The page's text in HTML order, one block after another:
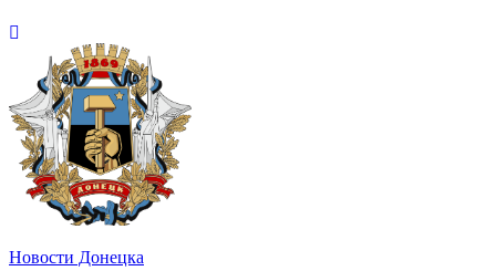
Новости Донецка